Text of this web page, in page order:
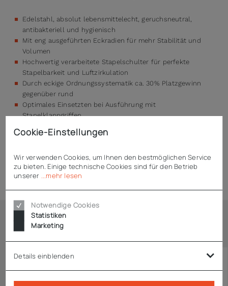
Edelstahl, absolut lebensmittelecht, geruchsneutral,
antibakteriell und hygienisch
Mit eng ausgeführten Eckradien für mehr Stabilität und
Volumen
Hochwertig verarbeitete Stapelschulter für perfekte
Stapelbarkeit und Luftzirkulation
Durch eckige Ordnungssystematik ca. 30% Platzgewinn
gegenüber rund
Optimales Einsetzten bei Ausführung mit
Stapelklappgriffen
Technische Daten
Ähnliche Artikel
Cookie-Einstellungen
Wir verwenden Cookies, um Ihnen den bestmöglichen Service
zu bieten. Einige technische Cookies sind für den Betrieb
unserer ...mehr lesen
Notwendige Cookies
Statistiken
Marketing
Details einblenden